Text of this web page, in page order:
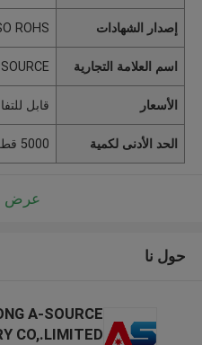
إصدار الشهادات ROHS
اسم العلامة التجارية
الأسعار قابل
الحد الأدنى لكمية 5000 قطعة
عرض
حول نا
A-SOURCE
CO,.LIMITED